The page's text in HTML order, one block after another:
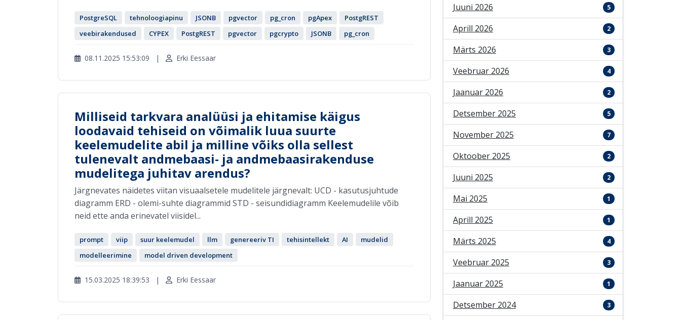
PostgreSQL tehnoloogiapinu JSONB pgvector pg_cron pgApex
PostgREST
veebirakendused
CYPEX PostgREST pgvector pgcrypto JSONB pg_cron
08.11.2025 15:53:09 | Erki Eessaar
Milliseid tarkvara analüüsi ja ehitamise käigus
loodavaid tehiseid on võimalik luua suurte
keelemudelite abil ja milline võiks olla sellest
tulenevalt andmebaasi- ja andmebaasirakenduse
mudelitega juhitav arendus?
Järgnevates näidetes viitan visuaalsetele mudelitele järgnevalt: UCD - kasutusjuhtude
diagramm ERD - olemi-suhte diagrammid STD - seisundidiagramm Keelemudelile võib
neid ette anda erinevatel viisidel...
prompt viip suur keelemudel llm genereeriv TI tehisintellekt AI
mudelid
modelleerimine
model driven development
15.03.2025 18:39:53 | Erki Eessaar
Juuni 2026
5
Aprill 2026 2
Märts 2026 3
Veebruar 2026 4
Jaanuar 2026 2
Detsember 2025 5
November 2025 7
Oktoober 2025 2
Juuni 2025 2
Mai 2025 1
Aprill 2025 1
Märts 2025 4
Veebruar 2025 3
Jaanuar 2025 1
Detsember 2024 3